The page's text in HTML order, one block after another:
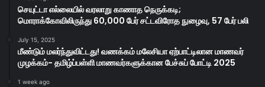
செயுட்டா எல்லையில் வரலாறு காணாத நெருக்கடி;
மொராக்கோவிலிருந்து 60,000 பேர் சட்டவிரோத நுழைவு, 57 பேர் பலி
July 15, 2025
மீண்டும் மலர்ந்துவிட்டது! வணக்கம் மலேசியா ஏற்பாட்டிலான மாணவர்
முழக்கம்- தமிழ்ப்பள்ளி மாணவர்களுக்கான பேச்சுப் போட்டி 2025
1 week ago